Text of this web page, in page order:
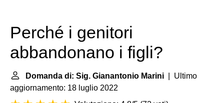
Perché i genitori
abbandonano i figli?
Domanda di: Sig. Gianantonio Marini | Ultimo
aggiornamento: 18 luglio 2022